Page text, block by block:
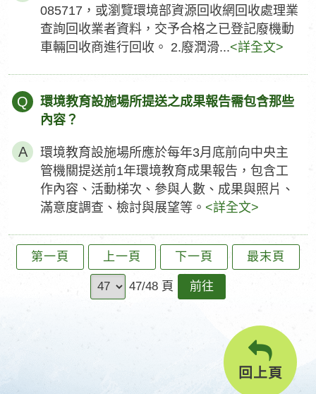
085717，或瀏覽環境部資源回收網回收處理業
查詢回收業者資料，交予合格之已登記廢機動
車輛回收商進行回收。 2.廢潤滑...<詳全文>
Q
環境教育設施場所提送之成果報告需包含那些
內容？
環境教育設施場所應於每年3月底前向中央主
管機關提送前1年環境教育成果報告，包含工
作內容、活動梯次、參與人數、成果與照片、
滿意度調查、檢討與展望等。 <詳全文>
第一頁 上一頁 下一頁 最末頁
47/48 頁
往
回上頁